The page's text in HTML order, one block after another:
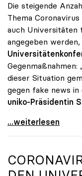
Die steigende
Thema
auch Universitäten
angegeben
dieser Situation
gegen fake news
uniko-Präsidentin
Seidler zu
...weiterlesen